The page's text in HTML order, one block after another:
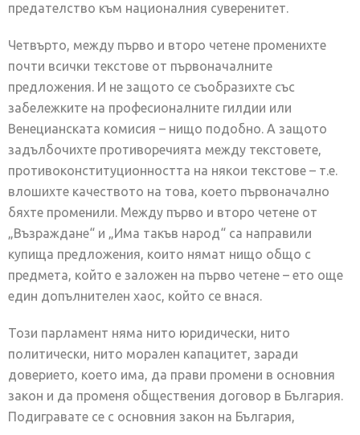
предателство към националния суверенитет.
Четвърто, между първо и второ четене променихте
почти всички текстове от първоначалните
предложения. И не защото се съобразихте със
забележките на професионалните гилдии или
Венецианската комисия – нищо подобно. А защото
задълбочихте противоречията между текстовете,
противоконституционността на някои текстове – т.е.
влошихте качеството на това, което първоначално
бяхте променили. Между първо и второ четене от
„Възраждане“ и „Има такъв народ“ са направили
купища предложения, които нямат нищо общо с
предмета, който е заложен на първо четене – ето още
един допълнителен хаос, който се внася.
Този парламент няма нито юридически, нито
политически, нито морален капацитет, заради
доверието, което има, да прави промени в основния
закон и да променя обществения договор в България.
Подигравате се с основния закон на България,